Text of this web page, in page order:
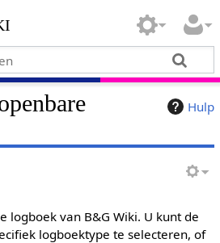
Hulp
logboek van B&G Wiki. U kunt de
logboektype te selecteren, of